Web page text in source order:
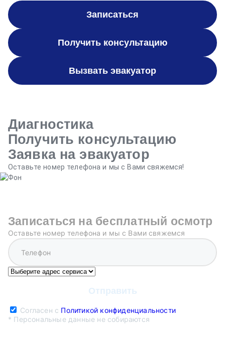
Записаться
Получить консультацию
Вызвать эвакуатор
Диагностика
Получить консультацию
Заявка на эвакуатор
Оставьте номер телефона и мы с Вами свяжемся!
Записаться на бесплатный осмотр
Оставьте номер телефона и мы с Вами свяжемся
Согласен с Политикой конфиденциальности
* Персональные данные не собираются